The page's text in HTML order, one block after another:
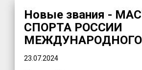
Новые звания -
СПОРТА РОССИИ
23.07.2024